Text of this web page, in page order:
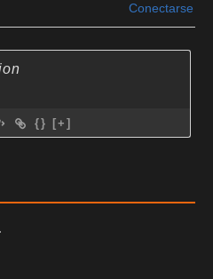
Conectarse
{} [+]